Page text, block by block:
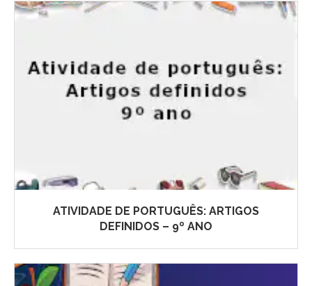
ATIVIDADE DE PORTUGUÊS: ARTIGOS
DEFINIDOS – 9º ANO